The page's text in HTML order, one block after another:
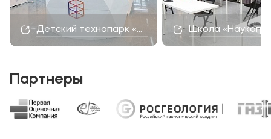
Детский технопарк «Наукоград» Школа
Партнеры